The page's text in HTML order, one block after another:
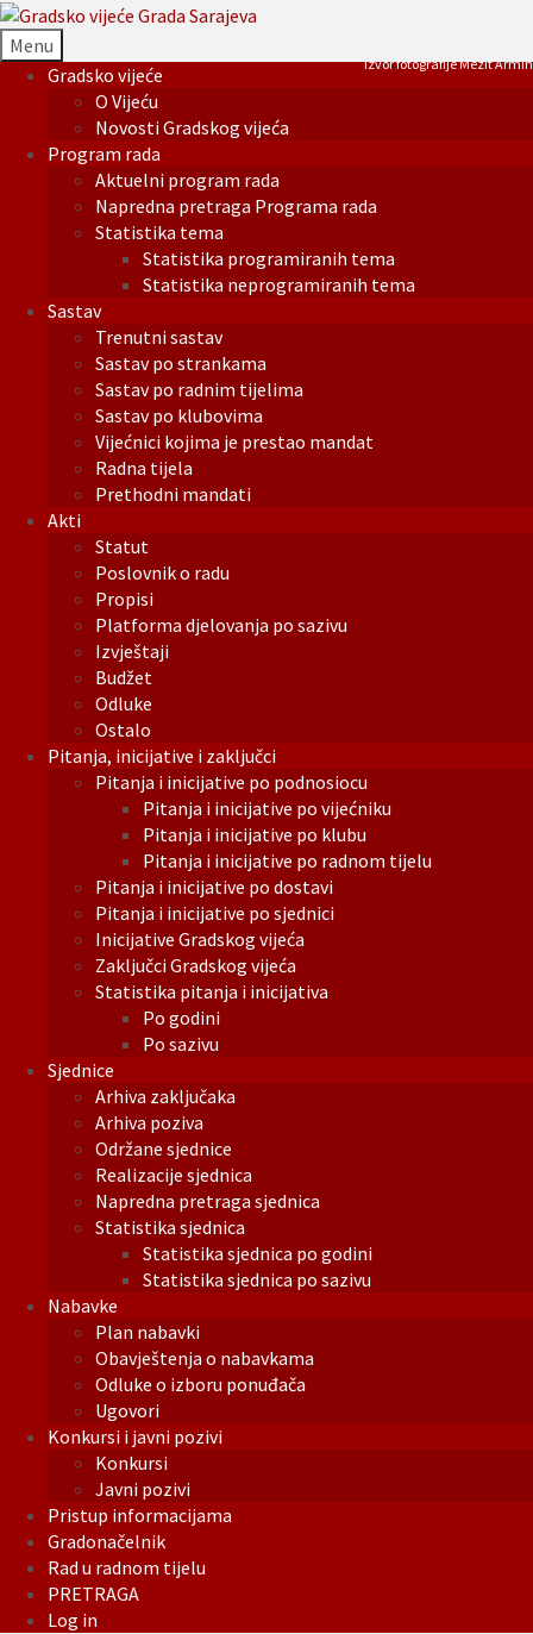
Menu
Gradsko vijeće
O Vijeću
Novosti Gradskog vijeća
Program rada
Aktuelni program rada
Napredna pretraga Programa rada
Statistika tema
Statistika programiranih tema
Statistika neprogramiranih tema
Sastav
Trenutni sastav
Sastav po strankama
Sastav po radnim tijelima
Sastav po klubovima
Vijećnici kojima je prestao mandat
Radna tijela
Prethodni mandati
Akti
Statut
Poslovnik o radu
Propisi
Platforma djelovanja po sazivu
Izvještaji
Budžet
Odluke
Ostalo
Pitanja, inicijative i zaključci
Pitanja i inicijative po podnosiocu
Pitanja i inicijative po vijećniku
Pitanja i inicijative po klubu
Pitanja i inicijative po radnom tijelu
Pitanja i inicijative po dostavi
Pitanja i inicijative po sjednici
Inicijative Gradskog vijeća
Zaključci Gradskog vijeća
Statistika pitanja i inicijativa
Po godini
Po sazivu
Sjednice
Arhiva zaključaka
Arhiva poziva
Održane sjednice
Realizacije sjednica
Napredna pretraga sjednica
Statistika sjednica
Statistika sjednica po godini
Statistika sjednica po sazivu
Nabavke
Plan nabavki
Obavještenja o nabavkama
Odluke o izboru ponuđača
Ugovori
Konkursi i javni pozivi
Konkursi
Javni pozivi
Pristup informacijama
Gradonačelnik
Rad u radnom tijelu
PRETRAGA
Log in
Izvor fotografije Mezit Armin